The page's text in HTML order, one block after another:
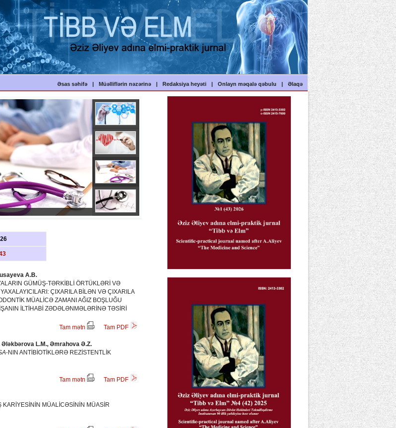
Əsas səhifə | Müəlliflərin nəzərinə | Redaksiya heyəti | Onlayn məqalə qəbulu | Əlaqə
A.B.
GÜMÜŞ-TƏRKİBLİ ÖRTÜKLƏRİ VƏ
ÇIXARILA BİLƏN VƏ ÇIXARILA
MÜALİCƏ ZAMANI AĞIZ BOŞLUĞU
İLTİHABİ ZƏDƏLƏNMƏLƏRİNƏ TƏSİRİ
Tam mətn Tam PDF
Ələkbərova L.M., Əmrahova Ə.Z.
-NIN ANTİBİOTİKLƏRƏ REZİSTENTLİK
Tam mətn Tam PDF
KARİYESİNİN MÜALİCƏSİNİN MÜASİR